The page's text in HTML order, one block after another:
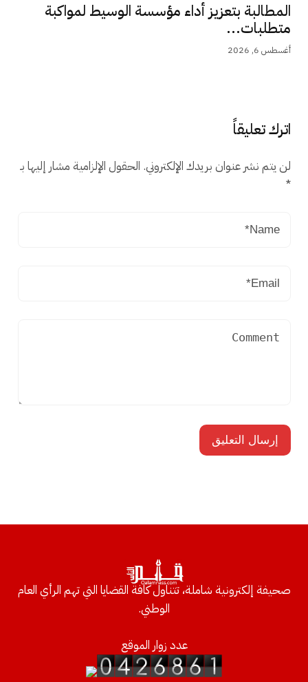
المطالبة بتعزيز أداء مؤسسة الوسيط لمواكبة
متطلبات...
أغسطس 6, 2026
اترك تعليقاً
لن يتم نشر عنوان بريدك الإلكتروني. الحقول الإلزامية مشار إليها بـ
*
صحيفة إلكترونية شاملة، تتناول كافة القضايا التي تهم الرأي العام
الوطني.
عدد زوار الموقع